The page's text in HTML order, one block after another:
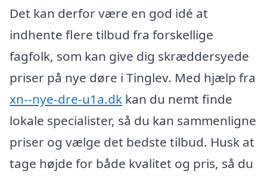
Det kan derfor være en god idé at
indhente flere tilbud fra forskellige
fagfolk, som kan give dig skræddersyede
priser på nye døre i Tinglev. Med hjælp fra
xn--nye-dre-u1a.dk kan du nemt finde
lokale specialister, så du kan sammenligne
priser og vælge det bedste tilbud. Husk at
tage højde for både kvalitet og pris, så du